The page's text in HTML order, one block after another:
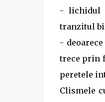
- lichidul
tranzitul
-
trece prin
peretele
Clismele